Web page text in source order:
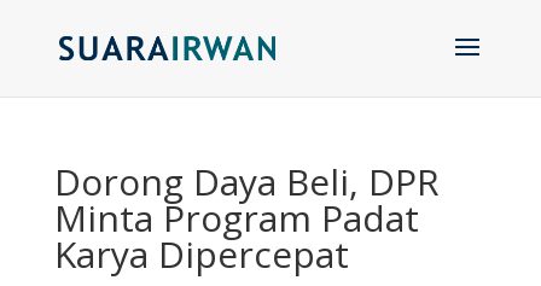
Dorong Daya Beli, DPR
Minta Program Padat
Karya Dipercepat